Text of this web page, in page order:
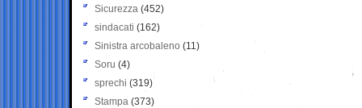
Sicurezza (452)
sindacati (162)
Sinistra arcobaleno (11)
Soru (4)
sprechi (319)
Stampa (373)